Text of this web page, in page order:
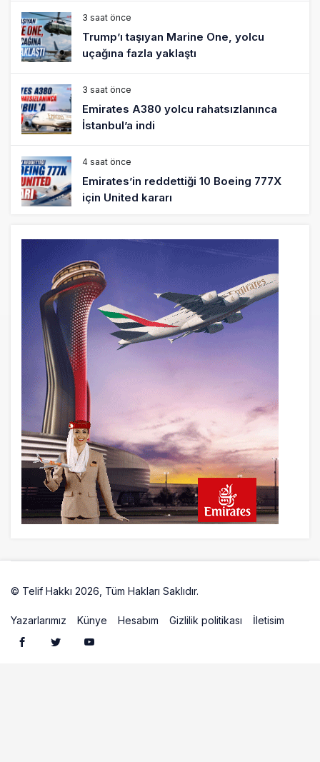
3 saat önce
Trump’ı taşıyan Marine One, yolcu
uçağına fazla yaklaştı
3 saat önce
Emirates A380 yolcu rahatsızlanınca
İstanbul’a indi
4 saat önce
Emirates’in reddettiği 10 Boeing 777X
için United kararı
DHL uçağı havada cisimle çarpıştı,
havalimanında patlayıcı drone bulundu
5 saat önce
SpaceX Falcon 9’un ikinci kademesi
Ay’a çarptı
5 saat önce
Üniformasız Disiplin: Kabin Ekipleri Nasıl
Yolcu Olur?
21 saat önce
ISG’nin terminal memurlarından can
kurtaran hamle
© Telif Hakkı 2026, Tüm Hakları Saklıdır.
Yazarlarımız Künye Hesabım Gizlilik politikası İletisim